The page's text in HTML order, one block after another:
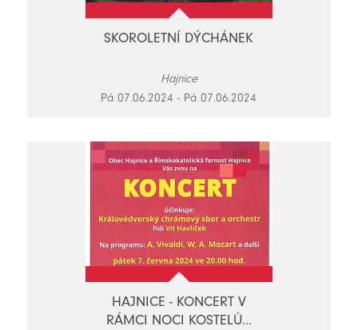
SKOROLETNÍ DÝCHÁNEK
Hajnice
Pá 07.06.2024 - Pá 07.06.2024
HAJNICE - KONCERT V
RÁMCI NOCI KOSTELŮ...